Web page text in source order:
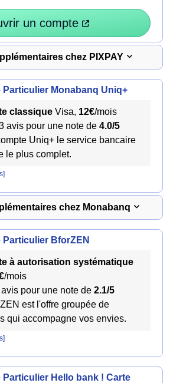
un compte
chez PIXPAY
Particulier Monabanq Uniq+
classiqueVisa, 12€/mois
avis pour une note de 4.0/5
Uniq+ le service bancaire
le plus complet.
chez Monabanq
Particulier BforZEN
à autorisation systématique
/mois
pour une note de 2.1/5
est l'offre groupée de
qui accompagne vos envies.
Particulier Hello bank ! Carte